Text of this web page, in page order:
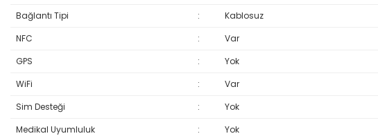
Bağlantı Tipi
:
Kablosuz
NFC
:
Var
GPS
:
Yok
WiFi
:
Var
Sim Desteği
:
Yok
Medikal Uyumluluk
: Yok